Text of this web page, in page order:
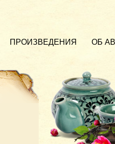
ПРОИЗВЕДЕНИЯ ОБ